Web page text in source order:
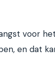
voor
en dat